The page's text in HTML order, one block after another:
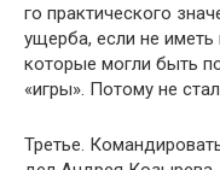
го практического
ущерба, если не
которые могли быть
«игры». Пото­му не
Третье.